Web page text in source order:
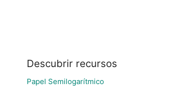
Descubrir recursos
Papel Semilogarítmico